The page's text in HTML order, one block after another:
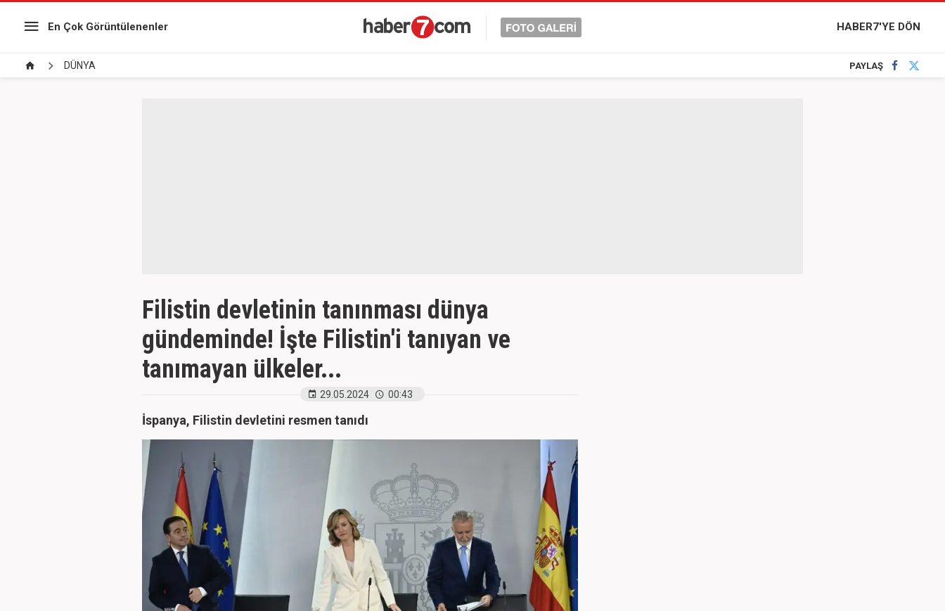
En Çok Görüntülenenler HABER7'YE DÖN
DÜNYA PAYLAŞ
Filistin devletinin tanınması dünya
gündeminde! İşte Filistin'i tanıyan ve
tanımayan ülkeler...
29.05.2024 00:43
İspanya, Filistin devletini resmen tanıdı